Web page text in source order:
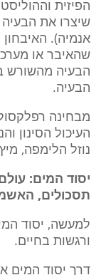
הפיזית
שיצרו את
אנמיה).
שהאיבר או
הבעיה מהשורש
הבעיה.
מבחינה
העיכול הסינון
נוזל הלימפה,
יסוד המים:
תסכולים,
למעשה, יסוד
ורגשות בחיים.
דרך יסוד המים